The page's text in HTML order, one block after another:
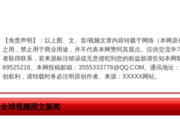
【免责声明】：以上图、文、音/视频文章内容转载于网络（本网
之用，禁止用于商业用途，并不代表本网赞同其观点。仅供交流
者取得联系，若来源标注错误或无意侵犯到您的权益烦请告知本
89525216。本网投稿邮箱：3555333776@QQ.COM。通讯地址
创权利，请转载时务必注明原创作者、来源：XXXXX网站。
全球视频图文新闻
习近平的博鳌关键词